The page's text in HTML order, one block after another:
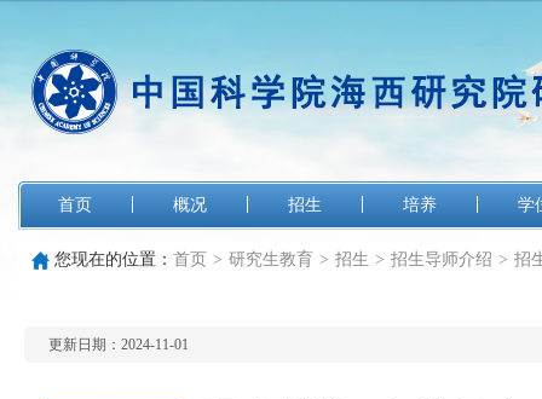
首页 概况 招生 培养 学
您现在的位置： 首页 > 研究生教育 > 招生 > 招生导师介绍 > 招
更新日期：2024-11-01